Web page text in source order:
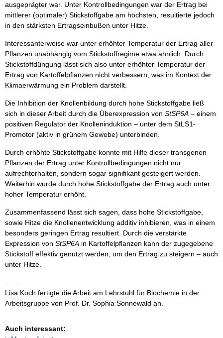
ausgeprägter war. Unter Kontrollbedingungen war der Ertrag bei
mittlerer (optimaler) Stickstoffgabe am höchsten, resultierte jedoch
in den stärksten Ertragseinbußen unter Hitze.
Interessanterweise war unter erhöhter Temperatur der Ertrag aller
Pflanzen unabhängig vom Stickstoffregime etwa ähnlich. Durch
Stickstoffdüngung lässt sich also unter erhöhter Temperatur der
Ertrag von Kartoffelpflanzen nicht verbessern, was im Kontext der
Klimaerwärmung ein Problem darstellt.
Die Inhibition der Knollenbildung durch hohe Stickstoffgabe ließ
sich in dieser Arbeit durch die Überexpression von StSP6A – einem
positiven Regulator der Knolleninduktion – unter dem StLS1-
Promotor (aktiv in grünem Gewebe) unterbinden.
Durch erhöhte Stickstoffgabe konnte mit Hilfe dieser transgenen
Pflanzen der Ertrag unter Kontrollbedingungen nicht nur
aufrechterhalten, sondern sogar signifikant gesteigert werden.
Weiterhin wurde durch hohe Stickstoffgabe der Ertrag auch unter
hoher Temperatur erhöht.
Zusammenfassend lässt sich sagen, dass hohe Stickstoffgabe,
sowie Hitze die Knollenentwicklung additiv inhibieren, was in einem
besonders geringen Ertrag resultiert. Durch die verstärkte
Expression von StSP6A in Kartoffelpflanzen kann der zugegebene
Stickstoff effektiv genutzt werden, um den Ertrag zu steigern – auch
unter Hitze.
Lisa Koch fertigte die Arbeit am Lehrstuhl für Biochemie in der
Arbeitsgruppe von Prof. Dr. Sophia Sonnewald an.
Auch interessant: